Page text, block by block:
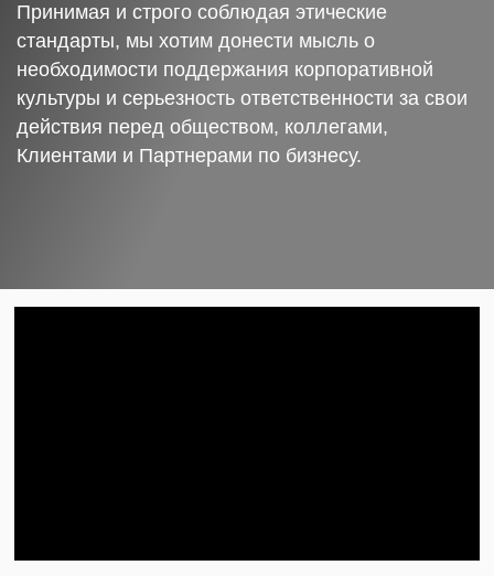
Принимая и строго соблюдая этические
стандарты, мы хотим донести мысль о
необходимости поддержания корпоративной
культуры и серьезность ответственности за свои
действия перед обществом, коллегами,
Клиентами и Партнерами по бизнесу.